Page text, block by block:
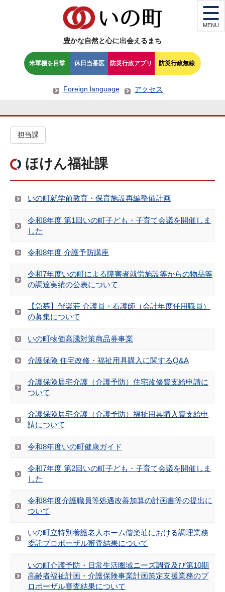
豊かな自然と心に出会えるまち
米軍機を目撃 休日当番医 防災行政アプリ 防災行政無線
Foreign language アクセス
MENU
担当課
ほけん福祉課
いの町就学前教育・保育施設再編整備計画
令和8年度 第1回いの町子ども・子育て会議を開催しま
した
令和8年度 介護予防講座
令和7年度いの町による障害者就労施設等からの物品等
の調達実績の公表について
【急募】偕楽荘 介護員・看護師（会計年度任用職員）
の募集について
いの町物価高騰対策商品券事業
介護保険 住宅改修・福祉用具購入に関するQ&A
介護保険居宅介護（介護予防）住宅改修費支給申請に
ついて
介護保険居宅介護（介護予防）福祉用具購入費支給申
請について
令和8年度いの町健康ガイド
令和7年度 第2回いの町子ども・子育て会議を開催しま
した
令和8年度介護職員等処遇改善加算の計画書等の提出に
ついて
いの町立特別養護老人ホーム偕楽荘における調理業務
委託プロポーザル審査結果について
いの町介護予防・日常生活圏域ニーズ調査及び第10期
高齢者福祉計画・介護保険事業計画策定支援業務のプ
ロポーザル審査結果について